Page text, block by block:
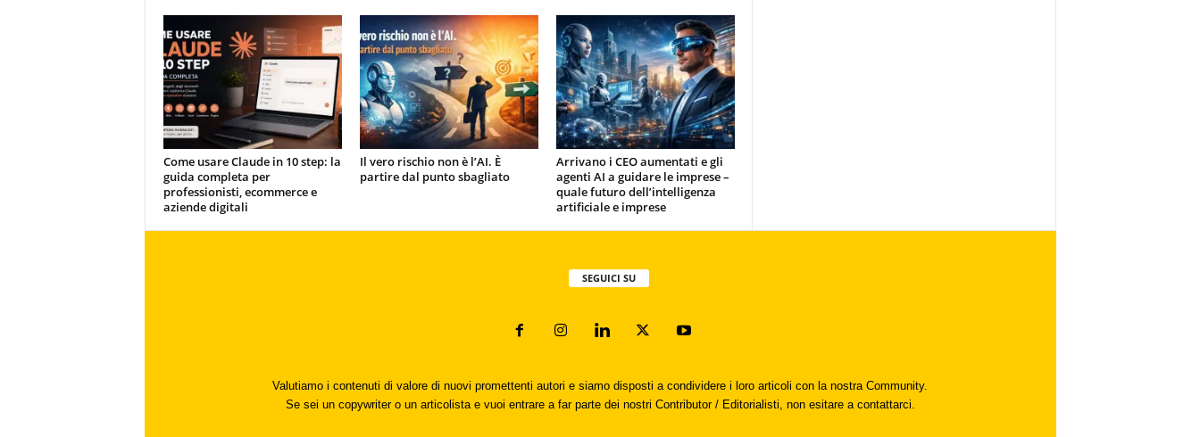
Come usare Claude in 10 step: la
guida completa per
professionisti, ecommerce e
aziende digitali
Il vero rischio non è l’AI. È
partire dal punto sbagliato
Arrivano i CEO aumentati e gli
agenti AI a guidare le imprese –
quale futuro dell’intelligenza
artificiale e imprese
SEGUICI SU
Valutiamo i contenuti di valore di nuovi promettenti autori e siamo disposti a condividere i loro articoli con la nostra Community.
Se sei un copywriter o un articolista e vuoi entrare a far parte dei nostri Contributor / Editorialisti, non esitare a contattarci.